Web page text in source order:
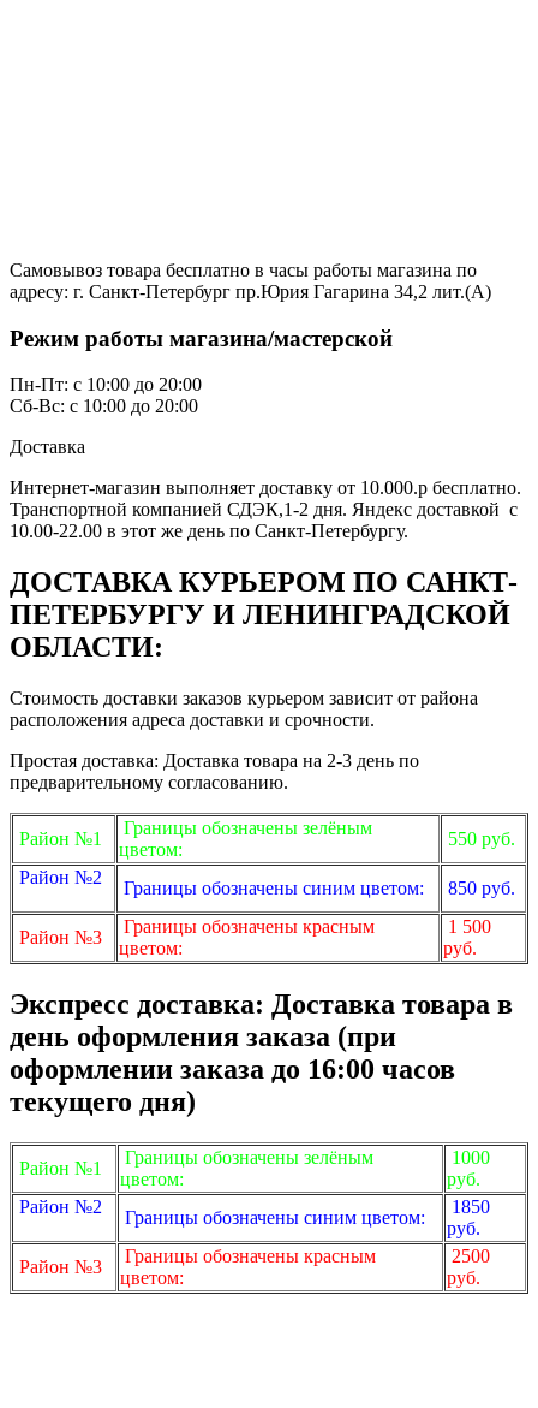
Самовывоз товара бесплатно в часы работы магазина по
адресу: г. Санкт-Петербург пр.Юрия Гагарина 34,2 лит.(А)
Режим работы магазина/мастерской
Пн-Пт: с 10:00 до 20:00
Сб-Вс: с 10:00 до 20:00
Доставка
Интернет-магазин выполняет доставку от 10.000.р бесплатно.
Транспортной компанией СДЭК,1-2 дня. Яндекс доставкой с
10.00-22.00 в этот же день по Санкт-Петербургу.
ДОСТАВКА КУРЬЕРОМ ПО САНКТ-
ПЕТЕРБУРГУ И ЛЕНИНГРАДСКОЙ
ОБЛАСТИ:
Стоимость доставки заказов курьером зависит от района
расположения адреса доставки и срочности.
Простая доставка: Доставка товара на 2-3 день по
предварительному согласованию.
Район №1
Границы обозначены зелёным
цветом:
550 руб.
Район №2
Границы обозначены синим цветом: 850 руб.
Район №3
Границы обозначены красным
цветом:
1 500
руб.
Экспресс доставка: Доставка товара в
день оформления заказа (при
оформлении заказа до 16:00 часов
текущего дня)
Район №1
Границы обозначены зелёным
цветом:
1000
руб.
Район №2
Границы обозначены синим цветом:
1850
руб.
Район №3
Границы обозначены красным
цветом:
2500
руб.